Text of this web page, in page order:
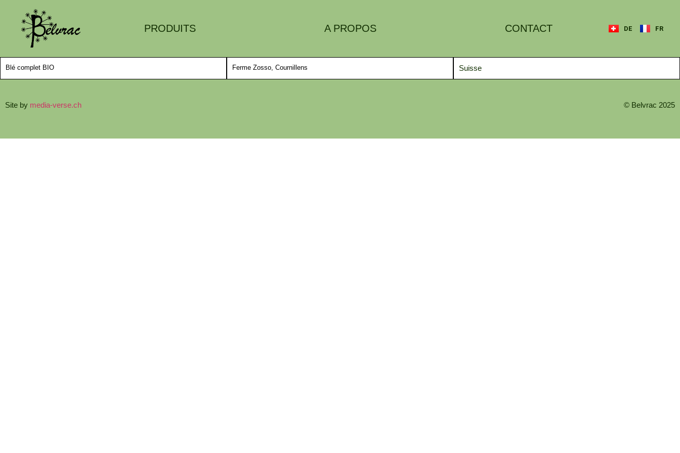
PRODUITS A PROPOS CONTACT DE FR
Blé complet BIO Ferme Zosso, Cournillens Suisse
Site by media-verse.ch © Belvrac 2025